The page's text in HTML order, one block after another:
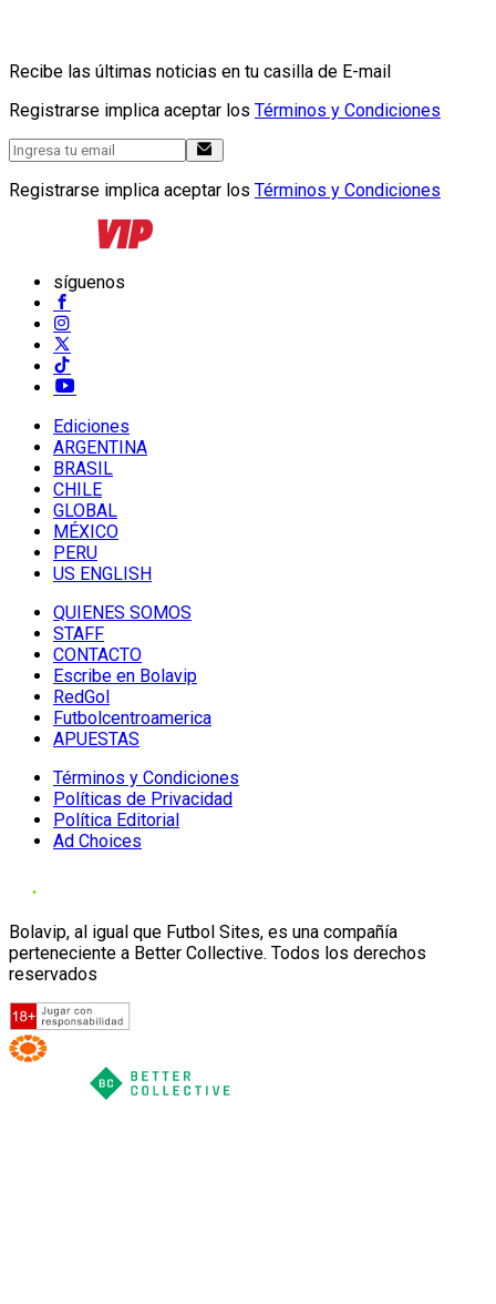
Recibe las últimas noticias en tu casilla de E-mail
Registrarse implica aceptar los Términos y Condiciones
Registrarse implica aceptar los Términos y Condiciones
síguenos
Ediciones
ARGENTINA
BRASIL
CHILE
GLOBAL
MÉXICO
PERU
US ENGLISH
QUIENES SOMOS
STAFF
CONTACTO
Escribe en Bolavip
RedGol
Futbolcentroamerica
APUESTAS
Términos y Condiciones
Políticas de Privacidad
Política Editorial
Ad Choices
Bolavip, al igual que Futbol Sites, es una compañía
perteneciente a Better Collective. Todos los derechos
reservados